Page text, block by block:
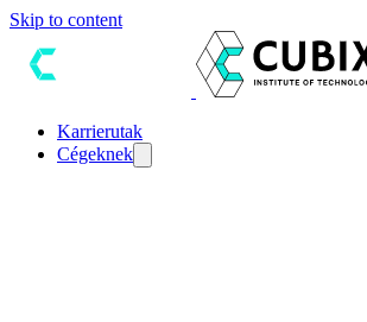
Skip to content
Karrierutak
Cégeknek